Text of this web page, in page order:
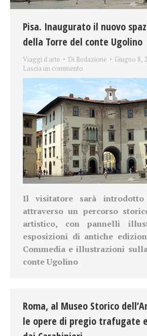
Pisa. Inaugurato il nuovo
della Torre del conte Ugolino
Viaggi d'arte Di Redazione
Giugno 8,
Lascia un commento
Il visitatore sarà
attraverso un percorso
artistico, con pannelli
esposizioni di antiche
Commedia e illustrazioni
conte Ugolino
Roma, al Museo Storico
le opere di pregio trafugate